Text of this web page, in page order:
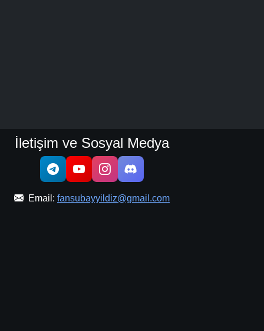
İletişim ve Sosyal Medya
Email: fansubayyildiz@gmail.com